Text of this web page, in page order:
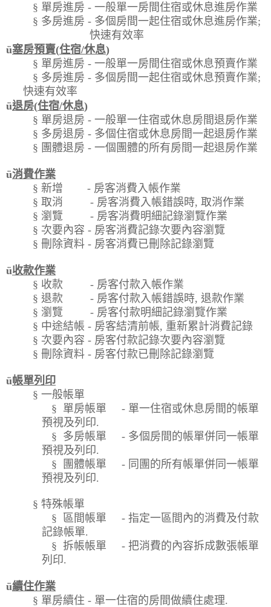
§ 單房進房 -一般單一房間住宿或休息進房作業
§ 多房進房 - 多個房間一起住宿或休息進房作業;
快速有效率
ü塞房預賣(住宿/休息)
§ 單房進房 -一般單一房間住宿或休息預賣作業
§ 多房進房 - 多個房間一起住宿或休息預賣作業;
快速有效率
ü退房(住宿/休息)
§ 單房退房 -一般單一住宿或休息房間退房作業
§ 多房退房 - 多個住宿或休息房間一起退房作業
§ 團體退房 -一個團體的所有房間一起退房作業
ü消費作業
§ 新增 - 房客消費入帳作業
§ 取消 - 房客消費入帳錯誤時,取消作業
§ 瀏覽 - 房客消費明細記錄瀏覽作業
§ 次要內容 - 房客消費記錄次要內容瀏覽
§ 刪除資料 - 房客消費已刪除記錄瀏覽
ü收款作業
§ 收款 - 房客付款入帳作業
§ 退款 - 房客付款入帳錯誤時,退款作業
§ 瀏覽 - 房客付款明細記錄瀏覽作業
§ 中途結帳- 房客結清前帳, 重新累計消費記錄
§ 次要內容 - 房客付款記錄次要內容瀏覽
§ 刪除資料 - 房客付款已刪除記錄瀏覽
ü帳單列印
§ 一般帳單
§ 單房帳單 - 單一住宿或休息房間的帳單
預視及列印.
§ 多房帳單 - 多個房間的帳單併同一帳單
預視及列印.
§
團體帳單 - 同團的所有帳單併同一帳單
預視及列印.
§ 特殊帳單
§ 區間帳單 - 指定一區間內的消費及付款
記錄帳單.
§ 拆帳帳單 - 把消費的內容拆成數張帳單
列印.
ü續住作業
§ 單房續住 - 單一住宿的房間做續住處理.